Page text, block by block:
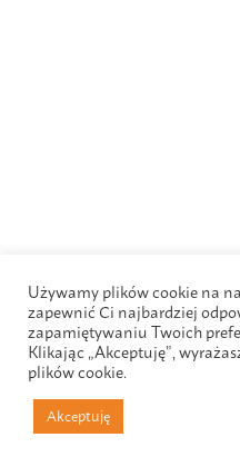
Używamy plików cookie na
zapewnić Ci najbardziej
zapamiętywaniu Twoich
Klikając „Akceptuję”,
plików cookie.
Akceptuję